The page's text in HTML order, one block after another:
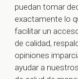
puedan tomar
exactamente lo
facilitar un
de calidad,
opiniones
ayudar a